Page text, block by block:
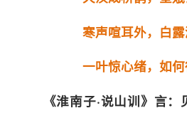
寒声喧耳外，白露
一叶惊心绪，如何
《淮南子·说山训》言